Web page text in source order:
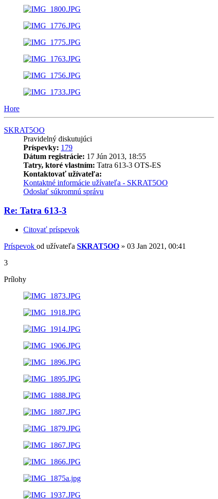
Hore
SKRAT5OO
Pravidelný diskutujúci
Príspevky: 179
Dátum registrácie: 17 Jún 2013, 18:55
Tatry, ktoré vlastním: Tatra 613-3 OTS-ES
Kontaktovať užívateľa:
Kontaktné informácie užívateľa - SKRAT5OO
Odoslať súkromnú správu
Re: Tatra 613-3
Citovať príspevok
Príspevok od užívateľa SKRAT5OO » 03 Jan 2021, 00:41
3
Prílohy